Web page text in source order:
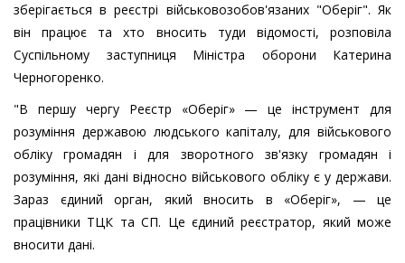
зберігається в реєстрі військовозобов'язаних "Оберіг". Як
він працює та хто вносить туди відомості, розповіла
Суспільному заступниця Міністра оборони Катерина
Черногоренко.
"В першу чергу Реєстр «Оберіг» — це інструмент для
розуміння державою людського капіталу, для військового
обліку громадян і для зворотного зв'язку громадян і
розуміння, які дані відносно військового обліку є у держави.
Зараз єдиний орган, який вносить в «Оберіг», — це
працівники ТЦК та СП. Це єдиний реєстратор, який може
вносити дані.